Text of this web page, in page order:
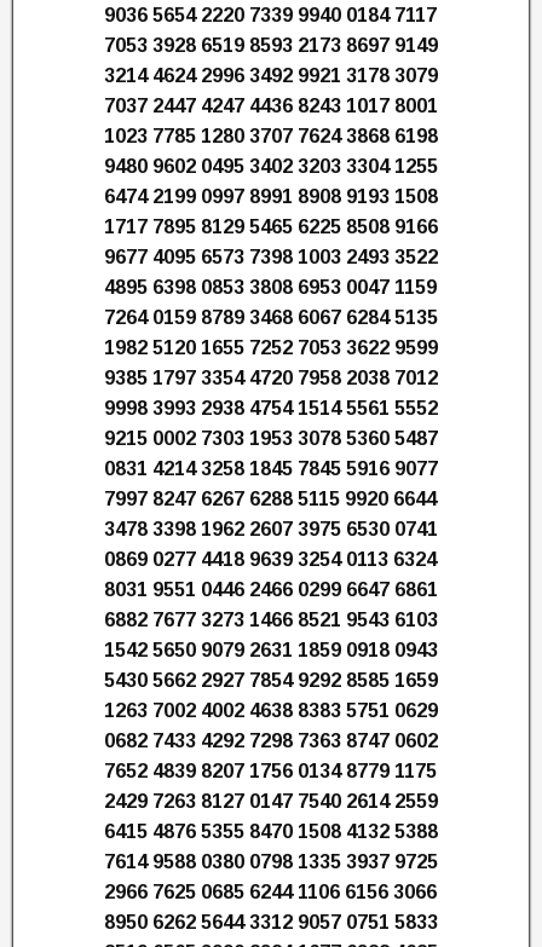
9036 5654 2220 7339 9940 0184 7117
7053 3928 6519 8593 2173 8697 9149
3214 4624 2996 3492 9921 3178 3079
7037 2447 4247 4436 8243 1017 8001
1023 7785 1280 3707 7624 3868 6198
9480 9602 0495 3402 3203 3304 1255
6474 2199 0997 8991 8908 9193 1508
1717 7895 8129 5465 6225 8508 9166
9677 4095 6573 7398 1003 2493 3522
4895 6398 0853 3808 6953 0047 1159
7264 0159 8789 3468 6067 6284 5135
1982 5120 1655 7252 7053 3622 9599
9385 1797 3354 4720 7958 2038 7012
9998 3993 2938 4754 1514 5561 5552
9215 0002 7303 1953 3078 5360 5487
0831 4214 3258 1845 7845 5916 9077
7997 8247 6267 6288 5115 9920 6644
3478 3398 1962 2607 3975 6530 0741
0869 0277 4418 9639 3254 0113 6324
8031 9551 0446 2466 0299 6647 6861
6882 7677 3273 1466 8521 9543 6103
1542 5650 9079 2631 1859 0918 0943
5430 5662 2927 7854 9292 8585 1659
1263 7002 4002 4638 8383 5751 0629
0682 7433 4292 7298 7363 8747 0602
7652 4839 8207 1756 0134 8779 1175
2429 7263 8127 0147 7540 2614 2559
6415 4876 5355 8470 1508 4132 5388
7614 9588 0380 0798 1335 3937 9725
2966 7625 0685 6244 1106 6156 3066
8950 6262 5644 3312 9057 0751 5833